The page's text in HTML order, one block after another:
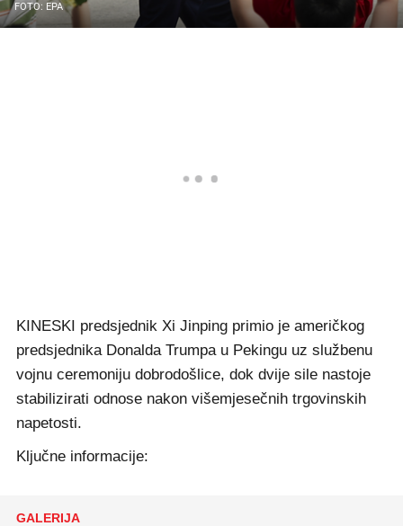
FOTO: EPA
KINESKI predsjednik Xi Jinping primio je američkog
predsjednika Donalda Trumpa u Pekingu uz službenu
vojnu ceremoniju dobrodošlice, dok dvije sile nastoje
stabilizirati odnose nakon višemjesečnih trgovinskih
napetosti.
Ključne informacije:
GALERIJA